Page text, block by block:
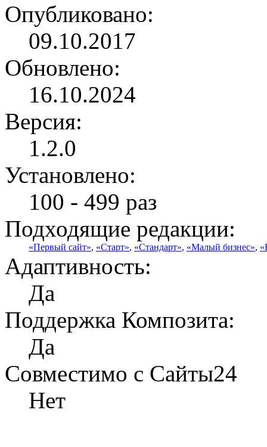
Опубликовано:
09.10.2017
Обновлено:
16.10.2024
Версия:
1.2.0
Установлено:
100 - 499 раз
Подходящие редакции:
«Первый сайт», «Старт», «Стандарт», «Малый бизнес»,
Адаптивность:
Да
Поддержка Композита:
Да
Совместимо с Сайты24
Нет